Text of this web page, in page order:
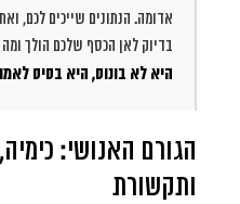
אדומה. הנתונים שייכים לכם,
בדיוק לאן הכסף שלכם הולך ומה
היא לא בונוס, היא בסיס
הגורם האנושי:
ותקשורת